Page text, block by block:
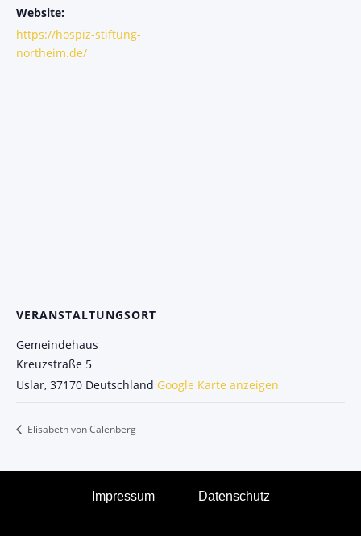
Website:
https://hospiz-stiftung-
northeim.de/
VERANSTALTUNGSORT
Gemeindehaus
Kreuzstraße 5
Uslar, 37170 Deutschland Google Karte anzeigen
Elisabeth von Calenberg
Impressum Datenschutz